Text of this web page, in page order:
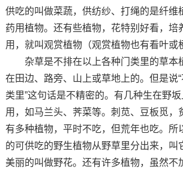
供吃的叫做菜蔬，供纺纱、打绳的是纤维
药用植物。还有些植物，花特别好看，培
用，就叫观赏植物（观赏植物也有看叶或
杂草是不排在以上各种门类里的草本
在田边、路旁、山上或草地上的。但是说“
类里”这句话是不精密的。有几种生在野
用，如马兰头、荠菜等。刺苋、豆板觅，
有多种植物，平时不吃，但荒年也吃。所
的可供吃的野生植物从野草里分出来，叫
美丽的叫做野花。还有许多植物，虽然不